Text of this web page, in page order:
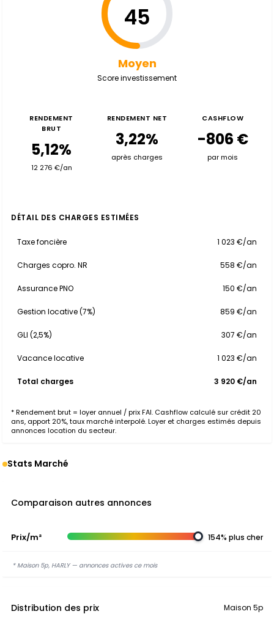
45
Moyen
Score investissement
RENDEMENT
BRUT
5,12%
12 276 €/an
RENDEMENT NET
3,22%
après charges
CASHFLOW
-806 €
par mois
DÉTAIL DES CHARGES ESTIMÉES
Taxe foncière 1 023 €/an
Charges copro. NR 558 €/an
Assurance PNO 150 €/an
Gestion locative (7%) 859 €/an
GLI (2,5%) 307 €/an
Vacance locative 1 023 €/an
Total charges 3 920 €/an
* Rendement brut = loyer annuel / prix FAI. Cashflow calculé sur crédit 20
ans, apport 20%, taux marché interpolé. Loyer et charges estimés depuis
annonces location du secteur.
Stats Marché
Comparaison autres annonces
Prix/m² 154% plus cher
* Maison 5p, HARLY — annonces actives ce mois
Distribution des prix Maison 5p